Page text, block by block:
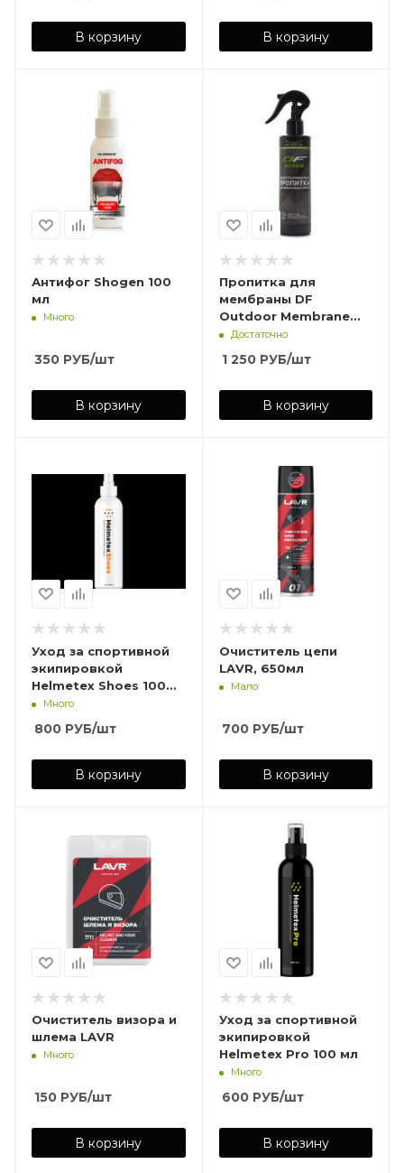
В корзину В корзину
Антифог Shogen 100
мл
Много
350 РУБ/шт
В корзину
Пропитка для
мембраны DF
Outdoor Membrane
250 мл
Достаточно
1 250РУБ/шт
В корзину
Уход за спортивной
экипировкой
Helmetex Shoes 100
млМного
800 РУБ/шт
В корзину
Очиститель цепи
LAVR, 650мл
Мало
700РУБ/шт
В корзину
Очиститель визора и
шлема LAVR
Много
150 РУБ/шт
В корзину
Уход за спортивной
экипировкой
Helmetex Pro 100 мл
Много
600РУБ/шт
В корзину